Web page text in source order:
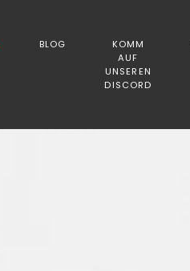
BLOG
KOMM
AUF
UNSEREN
DISCORD